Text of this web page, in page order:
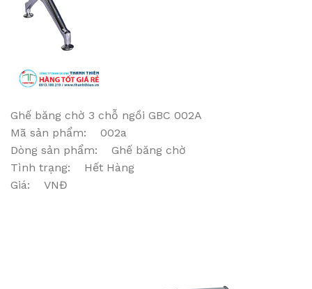
Ghế băng chờ 3 chỗ ngồi GBC 002A
Mã sản phẩm: 002a
Dòng sản phẩm: Ghế băng chờ
Tình trạng: Hết Hàng
Giá: VNĐ